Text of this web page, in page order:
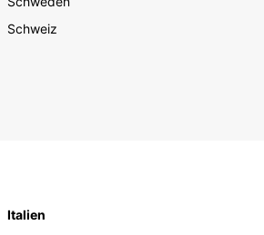
Schweiz
Italien